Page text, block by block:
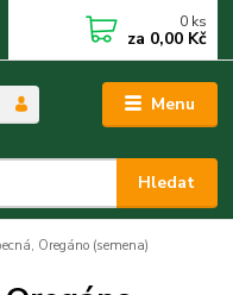
Menu
Hledat
0 ks
za 0,00 Kč
Oregáno (semena)